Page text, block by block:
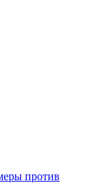
против